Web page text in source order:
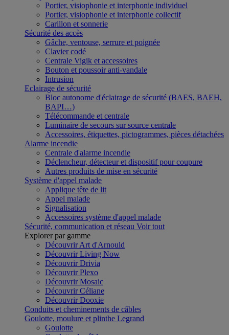
Portier, visiophonie et interphonie individuel
Portier, visiophonie et interphonie collectif
Carillon et sonnerie
Sécurité des accès
Gâche, ventouse, serrure et poignée
Clavier codé
Centrale Vigik et accessoires
Bouton et poussoir anti-vandale
Intrusion
Eclairage de sécurité
Bloc autonome d'éclairage de sécurité (BAES, BAEH,
BAPI…)
Télécommande et centrale
Luminaire de secours sur source centrale
Accessoires, étiquettes, pictogrammes, pièces détachées
Alarme incendie
Centrale d'alarme incendie
Déclencheur, détecteur et dispositif pour coupure
Autres produits de mise en sécurité
Système d'appel malade
Applique tête de lit
Appel malade
Signalisation
Accessoires système d'appel malade
Sécurité, communication et réseau Voir tout
Explorer par gamme
Découvrir Art d'Arnould
Découvrir Living Now
Découvrir Drivia
Découvrir Plexo
Découvrir Mosaic
Découvrir Céliane
Découvrir Dooxie
Conduits et cheminements de câbles
Goulotte, moulure et plinthe Legrand
Goulotte